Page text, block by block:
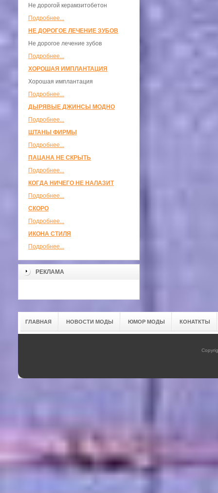
Не дорогой керамзитобетон
Подробнее...
НЕ ДОРОГОЕ ЛЕЧЕНИЕ ЗУБОВ
Не дорогое лечение зубов
Подробнее...
ХОРОШАЯ ИМПЛАНТАЦИЯ
Хорошая имплантация
Подробнее...
ДЫРЯВЫЕ ДЖИНСЫ МОДНО
Подробнее...
ШТАНЫ ФИРМЫ
Подробнее...
ПАЦАНА НЕ СКРЫТЬ
Подробнее...
КОГДА НИЧЕГО НЕ НАЛАЗИТ
Подробнее...
СКОРО
Подробнее...
ИКОНА СТИЛЯ
Подробнее...
РЕКЛАМА
ГЛАВНАЯ НОВОСТИ МОДЫ ЮМОР МОДЫ КОНАТКТЫ